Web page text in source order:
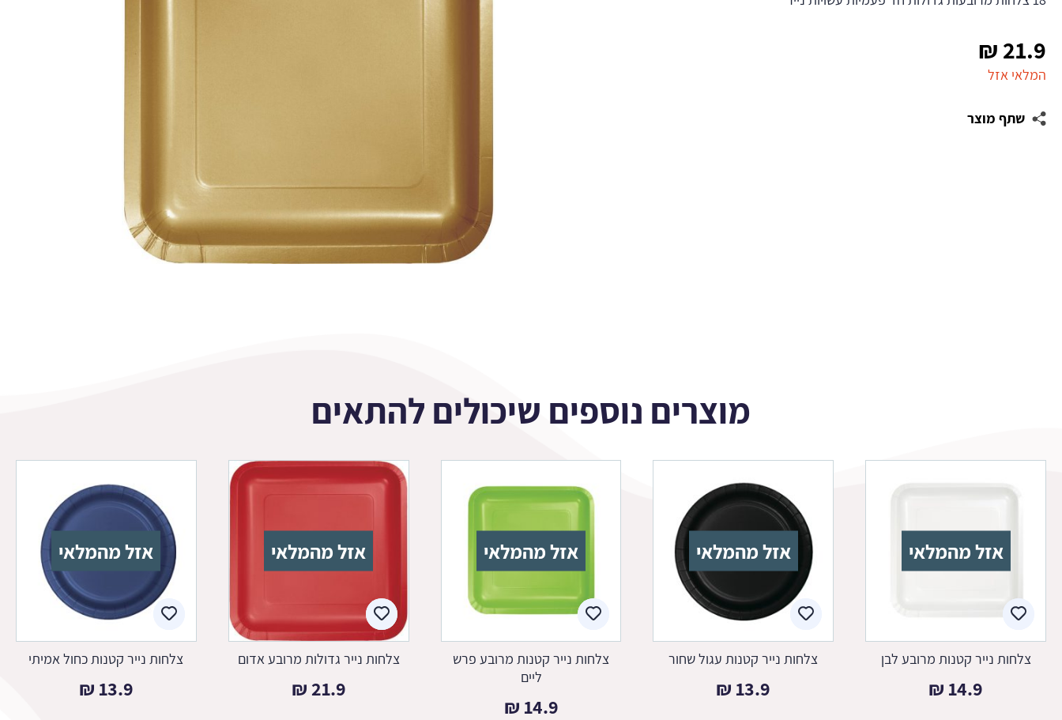
21.9
₪
המלאי אזל
שתף מוצר
מוצרים נוספים שיכולים להתאים
אזל מהמלאי
צלחות נייר קטנות מרובע לבן
14.9
₪
אזל מהמלאי
צלחות נייר קטנות עגול שחור
13.9
₪
אזל מהמלאי
צלחות נייר קטנות מרובע פרש
ליים
14.9
₪
אזל מהמלאי
צלחות נייר גדולות מרובע אדום
21.9
₪
אזל מהמלאי
צלחות נייר קטנות כחול אמיתי
13.9
₪